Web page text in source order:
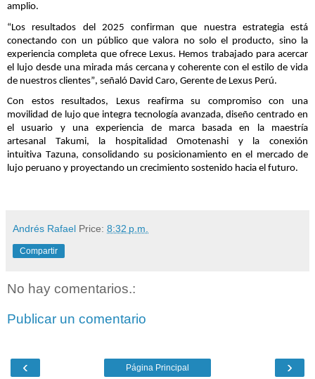
amplio.
“Los resultados del 2025 confirman que nuestra estrategia está
conectando con un público que valora no solo el producto, sino la
experiencia completa que ofrece Lexus. Hemos trabajado para acercar
el lujo desde una mirada más cercana y coherente con el estilo de vida
de nuestros clientes”, señaló David Caro, Gerente de Lexus Perú.
Con estos resultados, Lexus reafirma su compromiso con una
movilidad de lujo que integra tecnología avanzada, diseño centrado en
el usuario y una experiencia de marca basada en la maestría
artesanal Takumi, la hospitalidadOmotenashi y la conexión
intuitiva Tazuna, consolidando su posicionamiento en el mercado de
lujo peruano y proyectando un crecimiento sostenido hacia el futuro.
Andrés Rafael Price: 8:32 p.m.
Compartir
No hay comentarios.:
Publicar un comentario
‹ ›
Página Principal